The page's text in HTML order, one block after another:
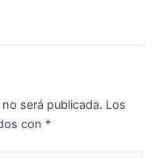
será publicada. Los
con *